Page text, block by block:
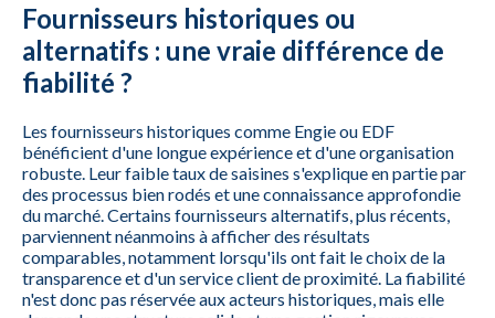
Fournisseurs historiques ou
alternatifs : une vraie différence de
fiabilité ?
Les fournisseurs historiques comme Engie ou EDF
bénéficient d'une longue expérience et d'une organisation
robuste. Leur faible taux de saisines s'explique en partie par
des processus bien rodés et une connaissance approfondie
du marché. Certains fournisseurs alternatifs, plus récents,
parviennent néanmoins à afficher des résultats
comparables, notamment lorsqu'ils ont fait le choix de la
transparence et d'un service client de proximité. La fiabilité
n'est donc pas réservée aux acteurs historiques, mais elle